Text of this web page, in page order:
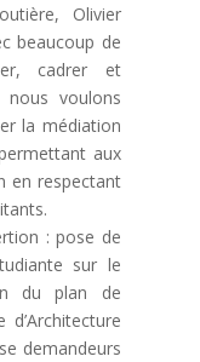
Olivier
beaucoup de
cadrer et
voulons
la médiation
aux
en respectant
: pose de
sur le
du plan de
demandeurs